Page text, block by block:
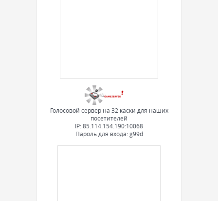
Голосовой сервер на 32 каски для наших
посетителей
IP: 85.114.154.190:10068
Пароль для входа: g99d